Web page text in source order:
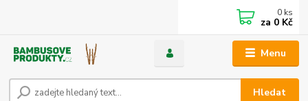
Menu
Hledat
0 ks
za 0 Kč